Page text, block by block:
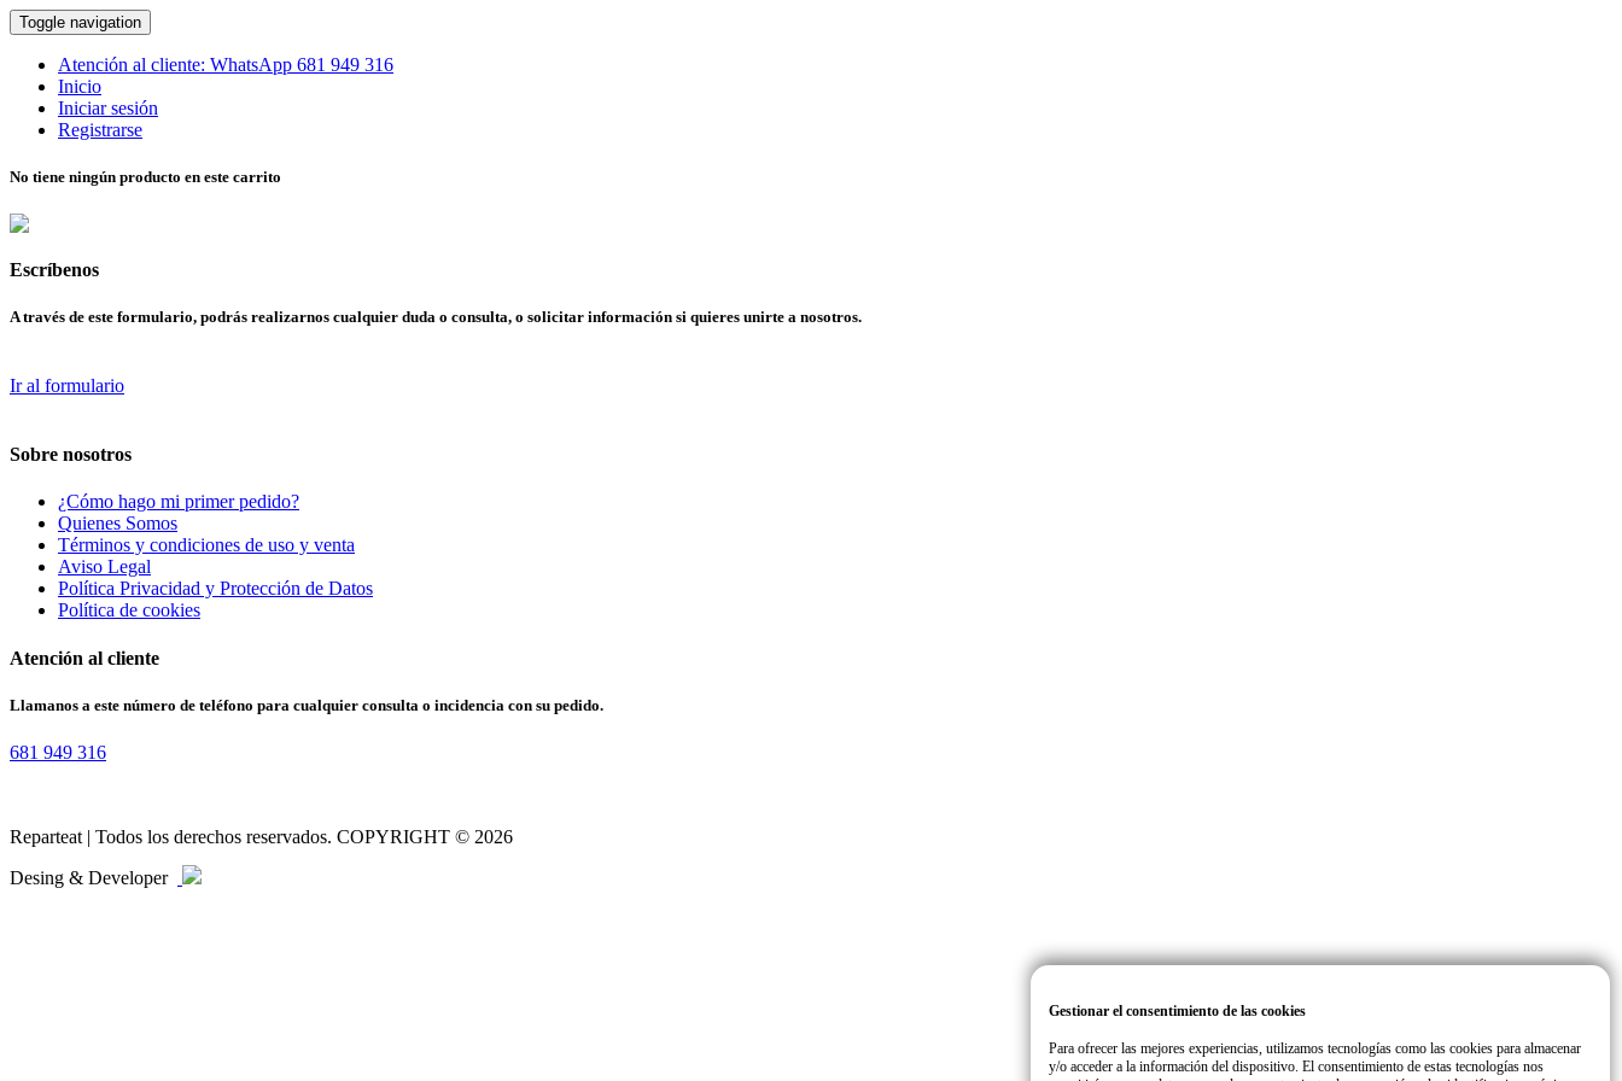
Toggle navigation
Atención al cliente: WhatsApp 681 949 316
Inicio
Iniciar sesión
Registrarse
No tiene ningún producto en este carrito
Escríbenos
A través de este formulario, podrás realizarnos cualquier duda o consulta, o solicitar información si quieres unirte a nosotros.
Ir al formulario
Sobre nosotros
¿Cómo hago mi primer pedido?
Quienes Somos
Términos y condiciones de uso y venta
Aviso Legal
Política Privacidad y Protección de Datos
Política de cookies
Atención al cliente
Llamanos a este número de teléfono para cualquier consulta o incidencia con su pedido.
681 949 316
Reparteat | Todos los derechos reservados. COPYRIGHT © 2026
Desing & Developer
Gestionar el consentimiento de las cookies
Para ofrecer las mejores experiencias, utilizamos tecnologías como las cookies para almacenar
y/o acceder a la información del dispositivo. El consentimiento de estas tecnologías nos